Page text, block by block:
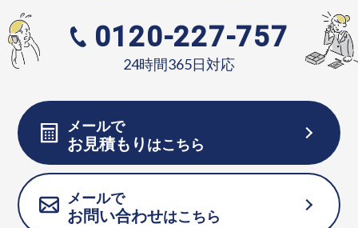
0120-227-757
24時間365日対応
メールで
お見積もりはこちら
メールで
お問い合わせはこちら